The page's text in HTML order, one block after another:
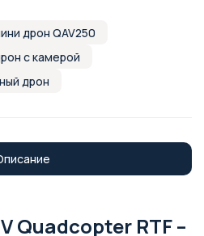
дрон QAV250
с камерой
дрон
Quadcopter RTF –